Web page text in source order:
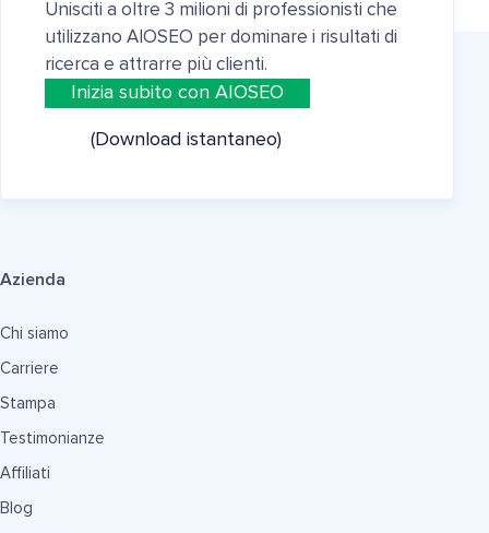
Unisciti a oltre 3 milioni di professionisti che
utilizzano AIOSEO per dominare i risultati di
ricerca e attrarre più clienti.
Inizia subito con AIOSEO
(Download istantaneo)
Azienda
Chi siamo
Carriere
Stampa
Testimonianze
Affiliati
Blog